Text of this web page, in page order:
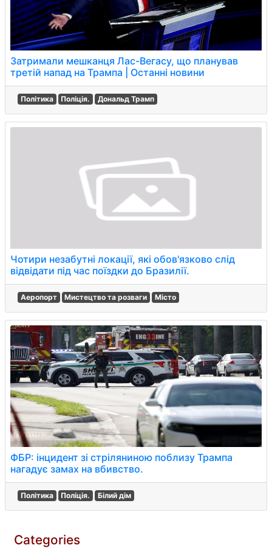
Затримали мешканця Лас-Вегасу, що планував
третій напад на Трампа | Останні новини
Політика Поліція. Дональд Трамп
Чотири незабутні локації, які обов'язково слід
відвідати під час поїздки до Бразилії.
Аеропорт Мистецтво та розваги Місто
ФБР: інцидент зі стріляниною поблизу Трампа
нагадує замах на вбивство.
Політика Поліція. Білий дім
Categories